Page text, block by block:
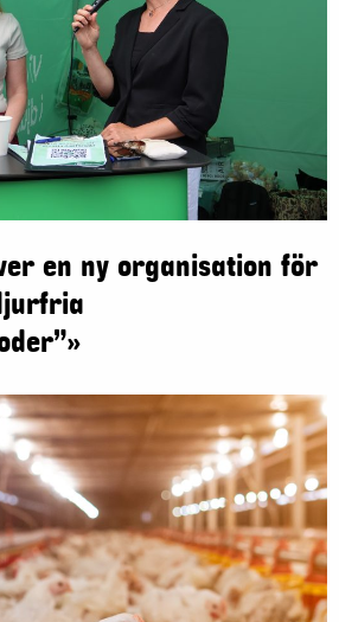
en ny organisation för